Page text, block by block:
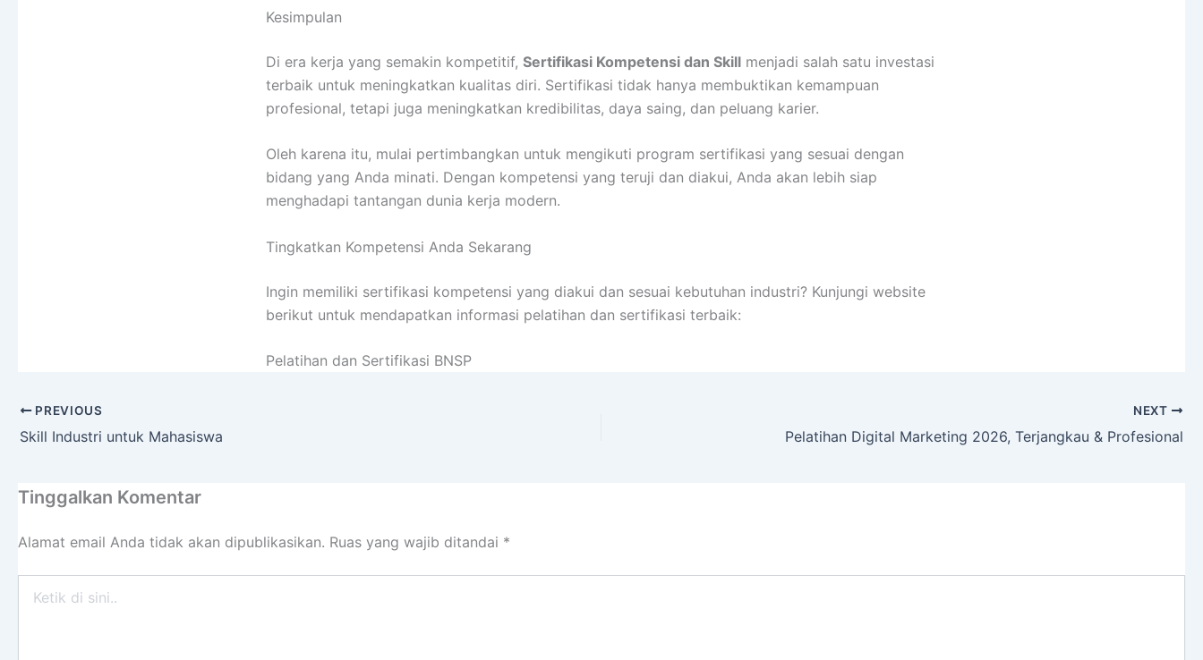
Kesimpulan
Di era kerja yang semakin kompetitif, Sertifikasi Kompetensi dan Skill menjadi salah satu investasi
terbaik untuk meningkatkan kualitas diri. Sertifikasi tidak hanya membuktikan kemampuan
profesional, tetapi juga meningkatkan kredibilitas, daya saing, dan peluang karier.
Oleh karena itu, mulai pertimbangkan untuk mengikuti program sertifikasi yang sesuai dengan
bidang yang Anda minati. Dengan kompetensi yang teruji dan diakui, Anda akan lebih siap
menghadapi tantangan dunia kerja modern.
Tingkatkan Kompetensi Anda Sekarang
Ingin memiliki sertifikasi kompetensi yang diakui dan sesuai kebutuhan industri? Kunjungi website
berikut untuk mendapatkan informasi pelatihan dan sertifikasi terbaik:
Pelatihan dan Sertifikasi BNSP
PREVIOUS
Skill Industri untuk Mahasiswa
NEXT
Pelatihan Digital Marketing 2026, Terjangkau & Profesional
Tinggalkan Komentar
Alamat email Anda tidak akan dipublikasikan. Ruas yang wajib ditandai *